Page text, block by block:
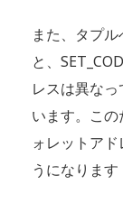
また、タプ
と、
レスは異な
います。この
ォレットア
うになります